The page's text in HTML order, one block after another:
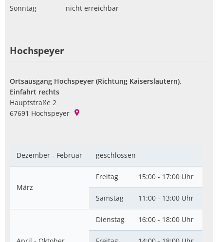
Von 10:00 bis 17:00 Uhr
Sonntag nicht erreichbar
Hochspeyer
Ortsausgang Hochspeyer (Richtung Kaiserslautern),
Einfahrt rechts
Hauptstraße 2
67691 Hochspeyer
Dezember - Februar geschlossen
März
Freitag 15:00 - 17:00 Uhr
Samstag 11:00 - 13:00 Uhr
Dienstag 16:00 - 18:00 Uhr